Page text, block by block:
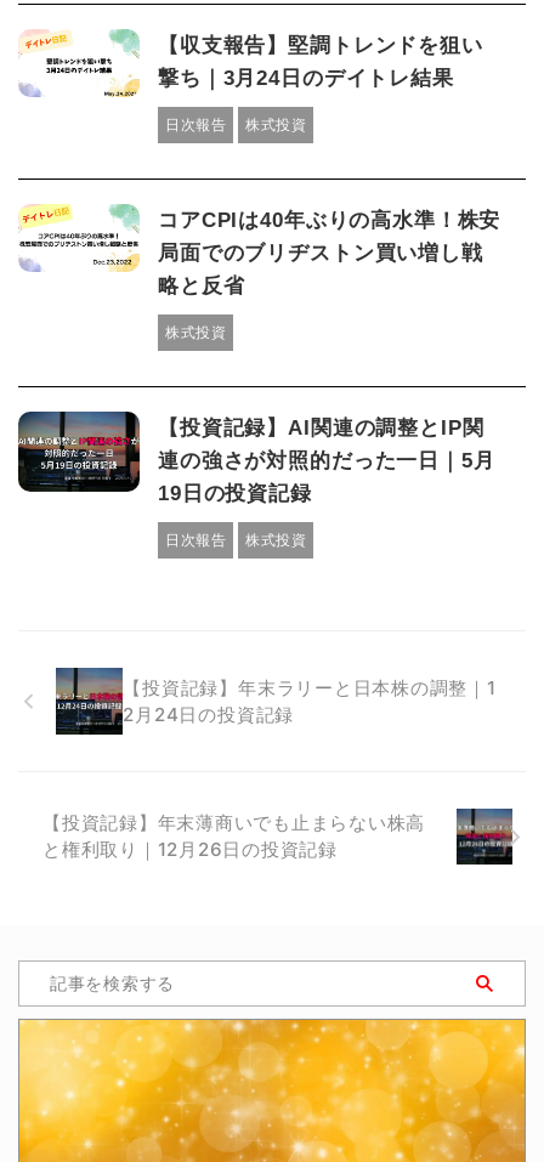
【収支報告】堅調トレンドを狙い
撃ち｜3月24日のデイトレ結果
日次報告 株式投資
コアCPIは40年ぶりの高水準！株安
局面でのブリヂストン買い増し戦
略と反省
株式投資
【投資記録】AI関連の調整とIP関
連の強さが対照的だった一日｜5月
19日の投資記録
日次報告 株式投資
【投資記録】年末ラリーと日本株の調整｜1
2月24日の投資記録
【投資記録】年末薄商いでも止まらない株高
と権利取り｜12月26日の投資記録